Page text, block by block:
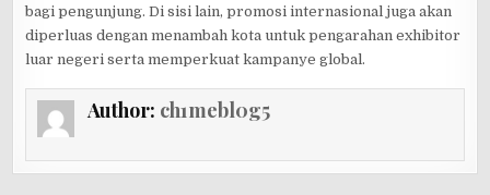
bagi pengunjung. Di sisi lain, promosi internasional juga akan
diperluas dengan menambah kota untuk pengarahan exhibitor
luar negeri serta memperkuat kampanye global.
Author: ch1mebl0g5